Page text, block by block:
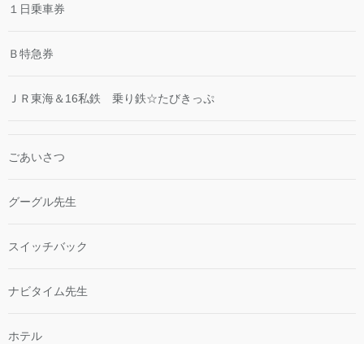
１日乗車券
Ｂ特急券
ＪＲ東海＆16私鉄 乗り鉄☆たびきっぷ
ごあいさつ
グーグル先生
スイッチバック
ナビタイム先生
ホテル